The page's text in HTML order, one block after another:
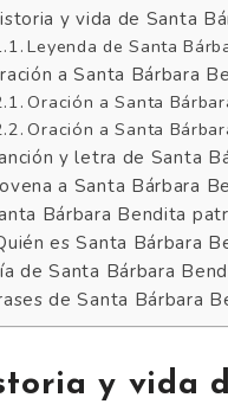
y vida de Santa
Leyenda de Santa
a Santa Bárbara
Oración a Santa
Oración a Santa
y letra de Santa
a Santa Bárbara
Bárbara Bendita
es Santa Bárbara
de Santa Bárbara
de Santa Bárbara
y vida